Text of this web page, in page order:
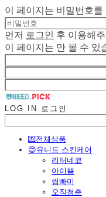
이 페이지는 비밀번호
먼저 로그인
후 이용해
이 페이지는 만 볼 수 있
LOG IN 로그인
💌전체상품
😊유니드 스킨케어
리터네코
아이쁨
립빠미
오직청춘